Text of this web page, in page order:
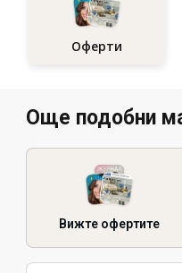
Оферти
Още подобни
Вижте офертите